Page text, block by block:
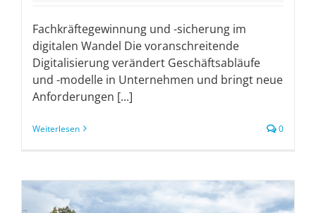
Fachkräftegewinnung und -sicherung im
digitalen Wandel Die voranschreitende
Digitalisierung verändert Geschäftsabläufe
und -modelle in Unternehmen und bringt neue
Anforderungen [...]
Weiterlesen 0